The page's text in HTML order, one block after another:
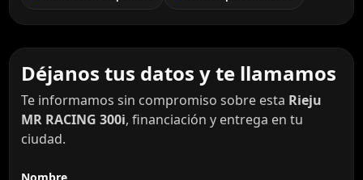
Déjanos tus datos y te llamamos
Te informamos sin compromiso sobre esta Rieju
MR RACING 300i, financiación y entrega en tu
ciudad.
Nombre